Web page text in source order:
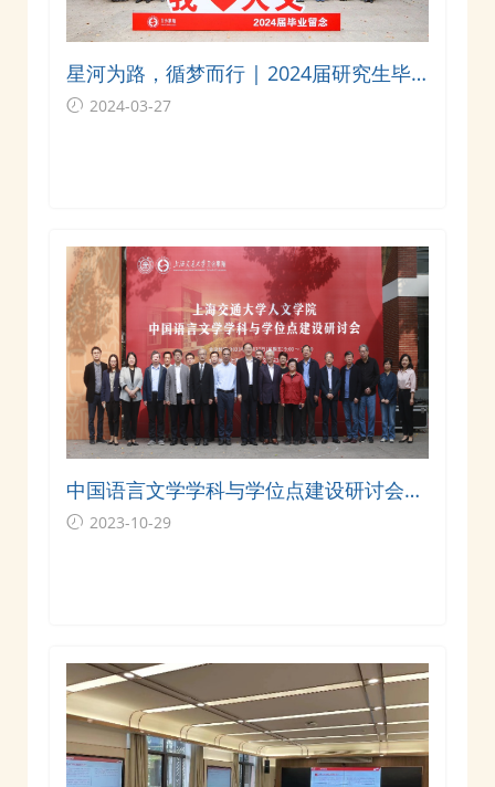
星河为路，循梦而行 | 2024届研究生毕
业典礼暨学位授予仪式顺利举行
2024-03-27
中国语言文学学科与学位点建设研讨会在
我院召开
2023-10-29